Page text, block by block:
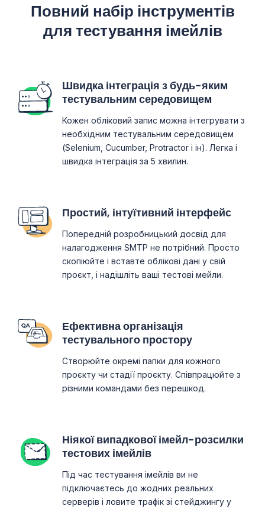
Повний набір інструментів
для тестування імейлів
Швидка інтеграція з будь-яким
тестувальним середовищем
Кожен обліковий запис можна інтегрувати з
необхідним тестувальним середовищем
(Selenium, Cucumber, Protractor і ін). Легка і
швидка інтеграція за 5 хвилин.
Простий, інтуїтивний інтерфейс
Попередній розробницький досвід для
налагодження SMTP не потрібний. Просто
скопіюйте і вставте облікові дані у свій
проєкт, і надішліть ваші тестові мейли.
Ефективна організація
тестувального простору
Створюйте окремі папки для кожного
проєкту чи стадії проєкту. Співпрацюйте з
різними командами без перешкод.
Ніякої випадкової імейл-розсилки
тестових імейлів
Під час тестування імейлів ви не
підключаєтесь до жодних реальних
серверів і ловите трафік зі стейджингу у